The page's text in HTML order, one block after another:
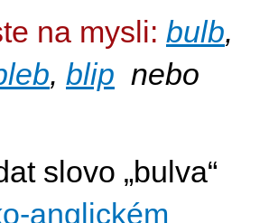
na mysli: bulb,
, blip nebo
slovo „bulva“
anglickém